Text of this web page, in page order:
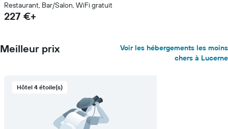
Restaurant, Bar/Salon, WiFi gratuit
227 €+
Meilleur prix
Voir les hébergements les moins
chers à Lucerne
Hôtel 4 étoile(s)